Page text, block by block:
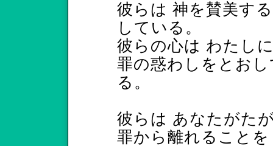
彼らは 神を賛美す
している。
彼らの心は わたし
罪の惑わしをとお
る。
彼らは あなたがた
罪から離れること